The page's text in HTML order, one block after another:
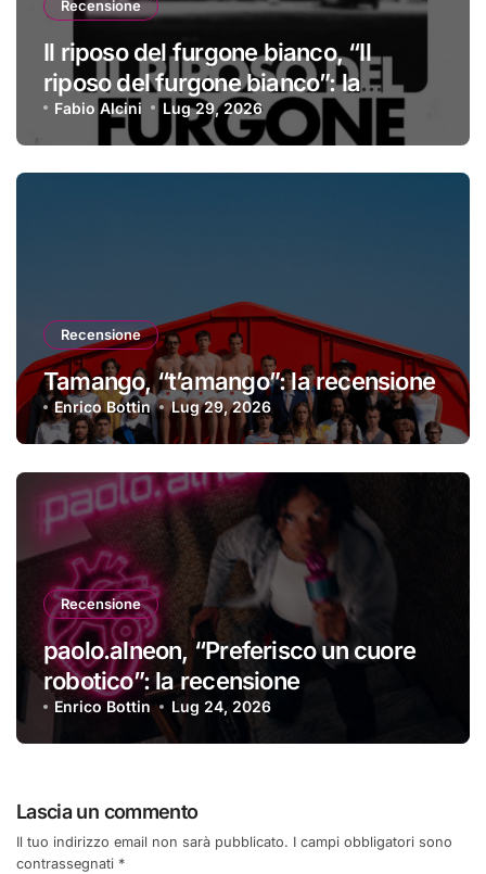
Recensione
Il riposo del furgone bianco, “Il
riposo del furgone bianco”: la
recensione
Fabio Alcini Lug 29, 2026
Recensione
Tamango, “t’amango”: la recensione
Enrico Bottin Lug 29, 2026
Recensione
paolo.alneon, “Preferisco un cuore
robotico”: la recensione
Enrico Bottin Lug 24, 2026
Lascia un commento
Il tuo indirizzo email non sarà pubblicato. I campi obbligatori sono
contrassegnati *